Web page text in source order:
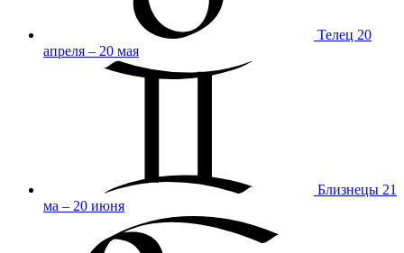
Телец 20
апреля – 20 мая
Близнецы 21
ма – 20 июня